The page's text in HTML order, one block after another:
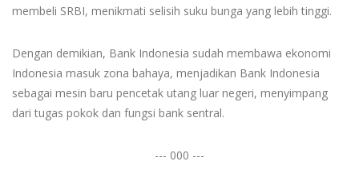
membeli SRBI, menikmati selisih suku bunga yang lebih tinggi.
Dengan demikian, Bank Indonesia sudah membawa ekonomi
Indonesia masuk zona bahaya, menjadikan Bank Indonesia
sebagai mesin baru pencetak utang luar negeri, menyimpang
dari tugas pokok dan fungsi bank sentral.
--- 000 ---